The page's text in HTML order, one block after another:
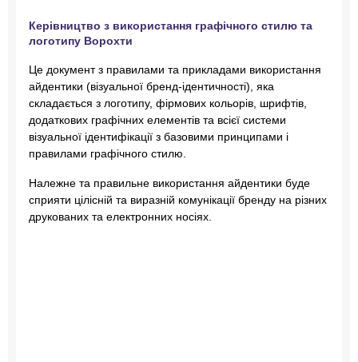
Керівництво з використання графічного стилю та
логотипу Ворохти
Це документ з правилами та прикладами використання
айдентики (візуальної бренд-ідентичності), яка
складається з логотипу, фірмових кольорів, шрифтів,
додаткових графічних елементів та всієї системи
візуальної ідентифікації з базовими принципами і
правилами графічного стилю.
Належне та правильне використання айдентики буде
сприяти цілісній та виразній комунікації бренду на різних
друкованих та електронних носіях.